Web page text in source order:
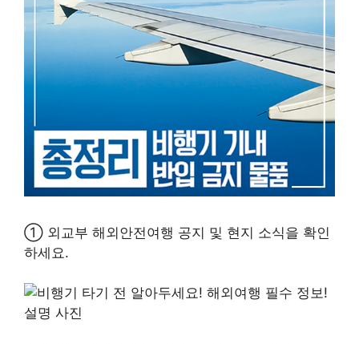
① 외교부 해외안전여행 공지 및 현지 소식을 확인
하세요.